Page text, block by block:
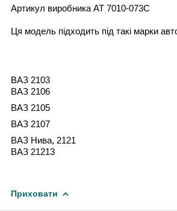
Артикул виробника AT 7010-073C
Ця модель підходить під такі марки
ВАЗ 2103
ВАЗ 2106
ВАЗ 2105
ВАЗ 2107
ВАЗ Нива, 2121
ВАЗ 21213
Приховати